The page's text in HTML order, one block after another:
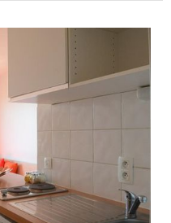
Colocation